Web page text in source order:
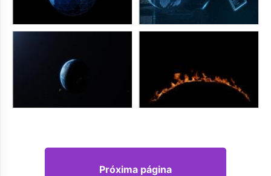
Próxima página